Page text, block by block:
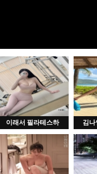
이래서 필라테스하 김나